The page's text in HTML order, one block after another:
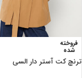
فروخته
شده
ترنچ کت آستر دار السی